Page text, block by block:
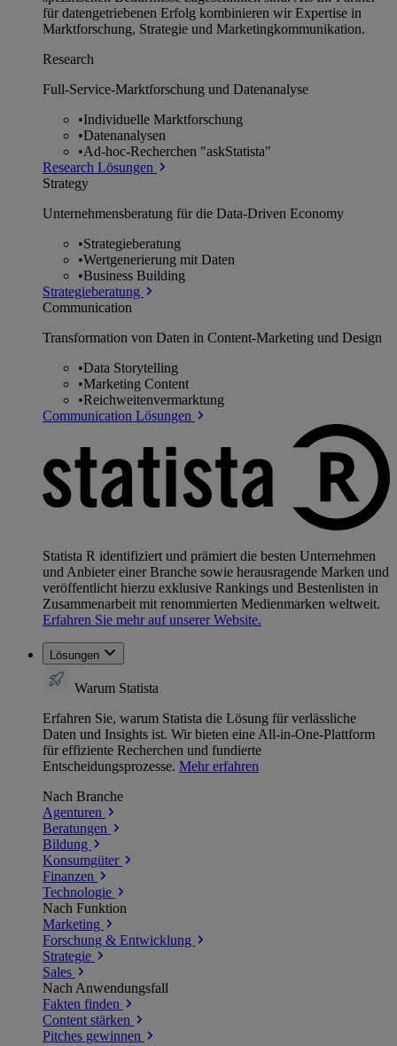
für datengetriebenen Erfolg kombinieren wir Expertise in
Marktforschung, Strategie und Marketingkommunikation.
Research
Full-Service-Marktforschung und Datenanalyse
•Individuelle Marktforschung
•Datenanalysen
•Ad-hoc-Recherchen "askStatista"
Research Lösungen
Strategy
Unternehmens­beratung für die Data-Driven Economy
•Strategieberatung
•Wertgenerierung mit Daten
•Business Building
Strategieberatung
Communication
Transformation von Daten in Content-Marketing und Design
•Data Storytelling
•Marketing Content
•Reichweitenvermarktung
Communication Lösungen
Statista R identifiziert und prämiert die besten Unternehmen
und Anbieter einer Branche sowie herausragende Marken und
veröffentlicht hierzu exklusive Rankings und Bestenlisten in
Zusammenarbeit mit renommierten Medienmarken weltweit.
Erfahren Sie mehr auf unserer Website.
Lösungen
Warum Statista
Erfahren Sie, warum Statista die Lösung für verlässliche
Daten und Insights ist. Wir bieten eine All-in-One-Plattform
für effiziente Recherchen und fundierte
Entscheidungsprozesse. Mehr erfahren
Nach Branche
Agenturen
Beratungen
Bildung
Konsumgüter
Finanzen
Technologie
Nach Funktion
Marketing
Forschung & Entwicklung
Strategie
Sales
Nach Anwendungsfall
Fakten finden
Content stärken
Pitches gewinnen